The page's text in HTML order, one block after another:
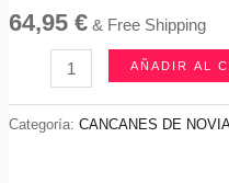
64,95 € & Free Shipping
CANCAN
NOVIA
cantidad
AÑADIR AL
Categoría: CANCANES DE